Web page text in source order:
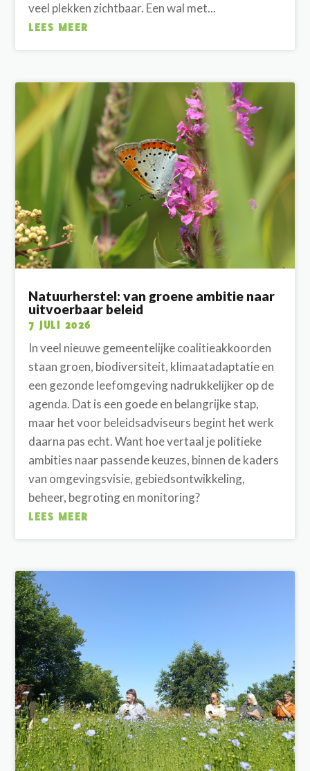
veel plekken zichtbaar. Een wal met...
LEES MEER
Natuurherstel: van groene ambitie naar
uitvoerbaar beleid
7 JULI 2026
In veel nieuwe gemeentelijke coalitieakkoorden
staan groen, biodiversiteit, klimaatadaptatie en
een gezonde leefomgeving nadrukkelijker op de
agenda. Dat is een goede en belangrijke stap,
maar het voor beleidsadviseurs begint het werk
daarna pas echt. Want hoe vertaal je politieke
ambities naar passende keuzes, binnen de kaders
van omgevingsvisie, gebiedsontwikkeling,
beheer, begroting en monitoring?
LEES MEER